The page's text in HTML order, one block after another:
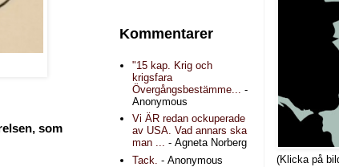
, som
Kommentarer
"15 kap. Krig och
krigsfara
Övergångsbestämme...
-
Anonymous
Vi ÄR redan ockuperade
av USA. Vad annars ska
man ... - Agneta Norberg
Tack. - Anonymous
(Klicka på